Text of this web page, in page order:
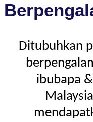
Ditubuhkan
ibubapa